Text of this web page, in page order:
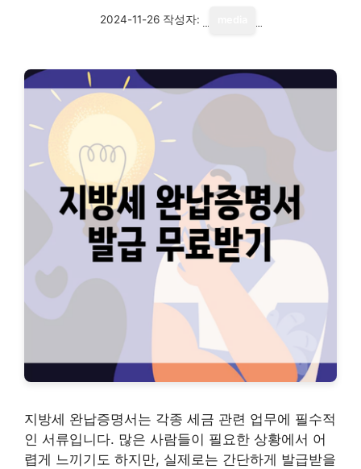
2024-11-26 작성자:
지방세 완납증명서는 각종 세금 관련 업무에 필수적
인 서류입니다. 많은 사람들이 필요한 상황에서 어
렵게 느끼기도 하지만, 실제로는 간단하게 발급받을